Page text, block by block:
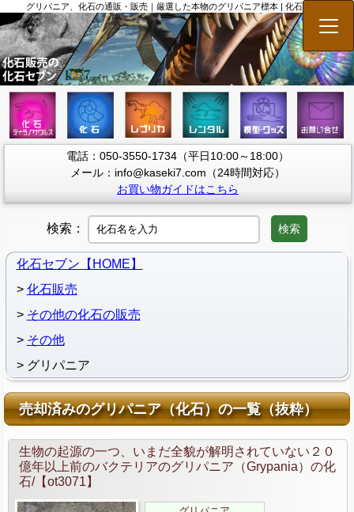
グリパニア、化石の通販・販売｜厳選した本物のグリパニア標本 | 化石セブン
メ
電話：050-3550-1734（平日10:00～18:00）
メール：info@kaseki7.com（24時間対応）
お買い物ガイドはこちら
検索： 検索
化石セブン【HOME】
化石販売
その他の化石の販売
その他
グリパニア
売却済みのグリパニア（化石）の一覧（抜粋）
生物の起源の一つ、いまだ全貌が解明されていない２０
億年以上前のバクテリアのグリパニア（Grypania）の化
石/【ot3071】